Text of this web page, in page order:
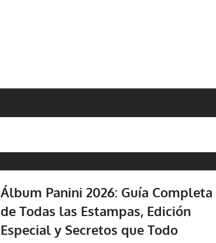
Álbum Panini 2026: Guía Completa
de Todas las Estampas, Edición
Especial y Secretos que Todo